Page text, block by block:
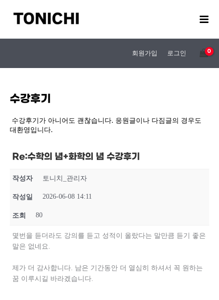
로
뛰
회원가입 로그인
수강후기
수강후기가 아니어도 괜찮습니다. 응원글이나 다짐글의 경우도
대환영입니다.
Re:수학의 념+화학의 념 수강후기
작성자 토니치_관리자
작성일 2026-06-08 14:11
조회 80
몇번을 듣더라도 강의를 듣고 성적이 올랐다는 말만큼 듣기 좋은
말은 없네요.
제가 더 감사합니다. 남은 기간동안 더 열심히 하셔서 꼭 원하는
꿈 이루시길 바라겠습니다.